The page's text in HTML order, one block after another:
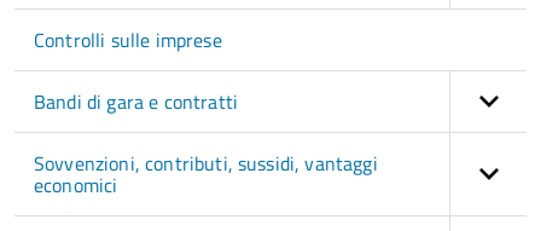
Controlli sulle imprese
Bandi di gara e contratti
Sovvenzioni, contributi, sussidi, vantaggi
economici